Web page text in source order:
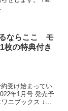
ならここ モ
枚の特典付き
受け始まってい
年1月号 発売予
ニブックス ↓予